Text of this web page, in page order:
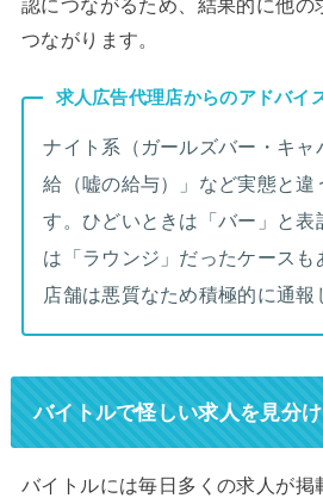
認につながるため、結果的に他の
つながります。
求人広告代理店からのアドバイ
ナイト系（ガールズバー・キャ
給（嘘の給与）」など実態と違
す。ひどいときは「バー」と表
は「ラウンジ」だったケースも
店舗は悪質なため積極的に通報
バイトルで怪しい求人を見分
バイトルには毎日多くの求人が掲